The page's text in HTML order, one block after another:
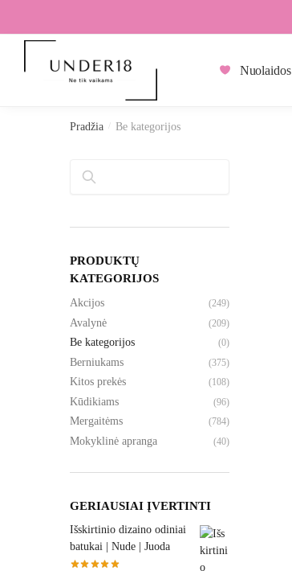
Nuolaidos
Pradžia Be kategorijos
PRODUKTŲ
KATEGORIJOS
Akcijos (249)
Avalynė (209)
Be kategorijos (0)
Berniukams (375)
Kitos prekės (108)
Kūdikiams (96)
Mergaitėms (784)
Mokyklinė apranga (40)
GERIAUSIAI ĮVERTINTI
Išskirtinio dizaino odiniai
batukai | Nude | Juoda